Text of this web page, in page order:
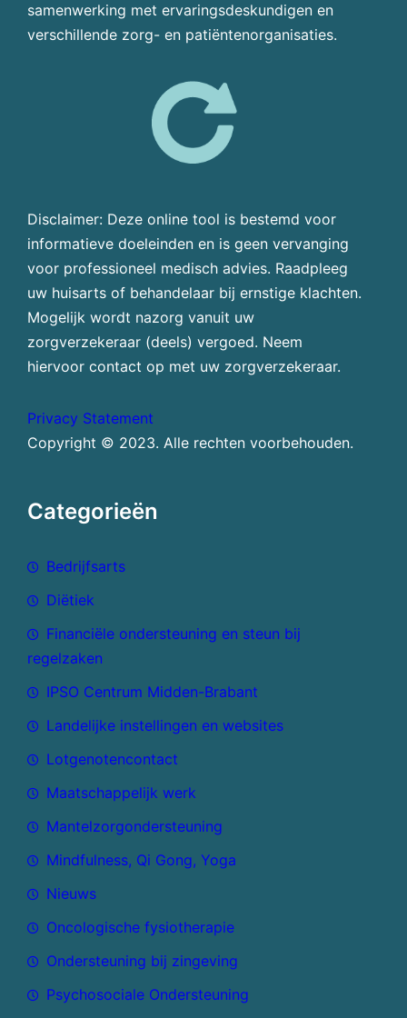
samenwerking met ervaringsdeskundigen en
verschillende zorg- en patiëntenorganisaties.
Disclaimer: Deze online tool is bestemd voor
informatieve doeleinden en is geen vervanging
voor professioneel medisch advies. Raadpleeg
uw huisarts of behandelaar bij ernstige klachten.
Mogelijk wordt nazorg vanuit uw
zorgverzekeraar (deels) vergoed. Neem
hiervoor contact op met uw zorgverzekeraar.
Privacy Statement
Copyright © 2023. Alle rechten voorbehouden.
Categorieën
Bedrijfsarts
Diëtiek
Financiële ondersteuning en steun bij
regelzaken
IPSO Centrum Midden-Brabant
Landelijke instellingen en websites
Lotgenotencontact
Maatschappelijk werk
Mantelzorgondersteuning
Mindfulness, Qi Gong, Yoga
Nieuws
Oncologische fysiotherapie
Ondersteuning bij zingeving
Psychosociale Ondersteuning